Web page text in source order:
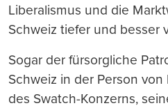
Liberalismus und die
Schweiz tiefer und besser
Sogar der fürsorgliche
Schweiz in der Person
des Swatch-Konzerns,